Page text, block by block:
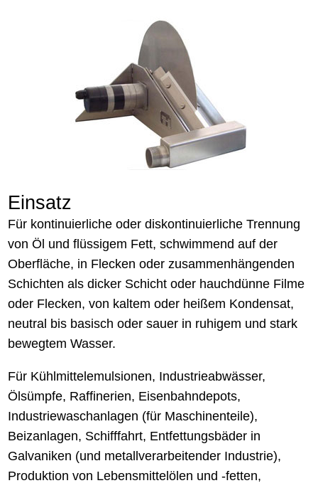
Einsatz
Für kontinuierliche oder diskontinuierliche Trennung
von Öl und flüssigem Fett, schwimmend auf der
Oberfläche, in Flecken oder zusammenhängenden
Schichten als dicker Schicht oder hauchdünne Filme
oder Flecken, von kaltem oder heißem Kondensat,
neutral bis basisch oder sauer in ruhigem und stark
bewegtem Wasser.
Für Kühlmittelemulsionen, Industrieabwässer,
Ölsümpfe, Raffinerien, Eisenbahndepots,
Industriewaschanlagen (für Maschinenteile),
Beizanlagen, Schifffahrt, Entfettungsbäder in
Galvaniken (und metallverarbeitender Industrie),
Produktion von Lebensmittelölen und -fetten,